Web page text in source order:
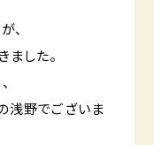
、
した。
浅野でございま